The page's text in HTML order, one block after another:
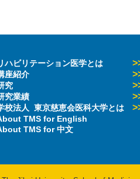
ハビリテーション医学とは
座紹介
究
究業績
校法人 東京慈恵会医科大学とは
TMS for English
TMS for 中文